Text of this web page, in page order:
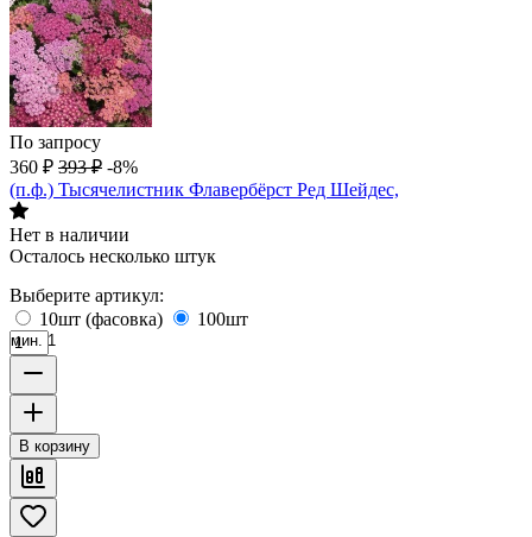
По запросу
360 ₽ 393 ₽ -8%
(п.ф.) Тысячелистник Флавербёрст Ред Шейдес,
Нет в наличии
Осталось несколько штук
Выберите артикул:
10шт (фасовка)
100шт
мин. 1
В корзину